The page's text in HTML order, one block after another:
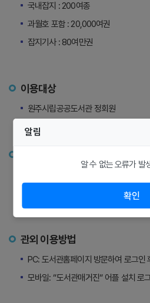
국내잡지 : 200여종
과월호 포함 : 20,000여권
잡지기사 : 80여만권
이용대상
원주시립공공도서관 정회원
모바일: “디지털매거진“ 어플 설치 후
관외 이용방법
PC: 도서관홈페이지 방문하여 로그인
모바일: “도서관매거진“ 어플 설치 로
알림
알 수 없는 오류가 발
확인